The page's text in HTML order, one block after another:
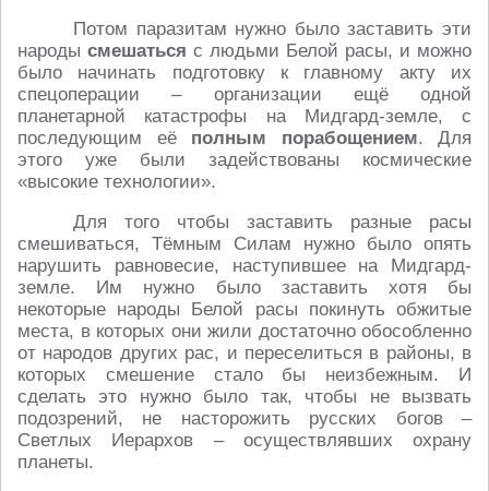
Потом паразитам нужно было заставить эти
народы смешаться с людьми Белой расы, и можно
было начинать подготовку к главному акту их
спецоперации – организации ещё одной
планетарной катастрофы на Мидгард-земле, с
последующим её полным порабощением. Для
этого уже были задействованы космические
«высокие технологии».
Для того чтобы заставить разные расы
смешиваться, Тёмным Силам нужно было опять
нарушить равновесие, наступившее на Мидгард-
земле. Им нужно было заставить хотя бы
некоторые народы Белой расы покинуть обжитые
места, в которых они жили достаточно обособленно
от народов других рас, и переселиться в районы, в
которых смешение стало бы неизбежным. И
сделать это нужно было так, чтобы не вызвать
подозрений, не насторожить русских богов –
Светлых Иерархов – осуществлявших охрану
планеты.